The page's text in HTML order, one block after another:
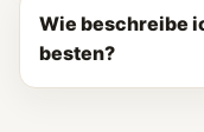
Wie beschreibe
besten?